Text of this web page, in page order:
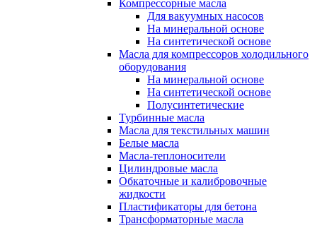
Компрессорные масла
Для вакуумных насосов
На минеральной основе
На синтетической основе
Масла для компрессоров холодильного
оборудования
На минеральной основе
На синтетической основе
Полусинтетические
Турбинные масла
Масла для текстильных машин
Белые масла
Масла-теплоносители
Цилиндровые масла
Обкаточные и калибровочные
жидкости
Пластификаторы для бетона
Трансформаторные масла